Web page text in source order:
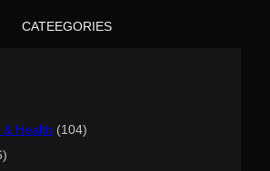
CATEEGORIES
Health (104)